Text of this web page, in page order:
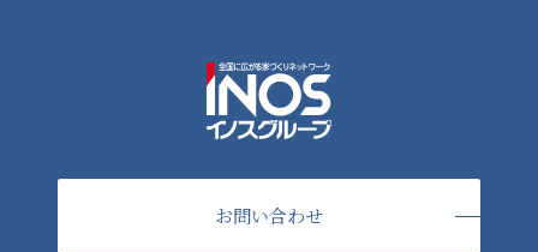
お問い合わせ